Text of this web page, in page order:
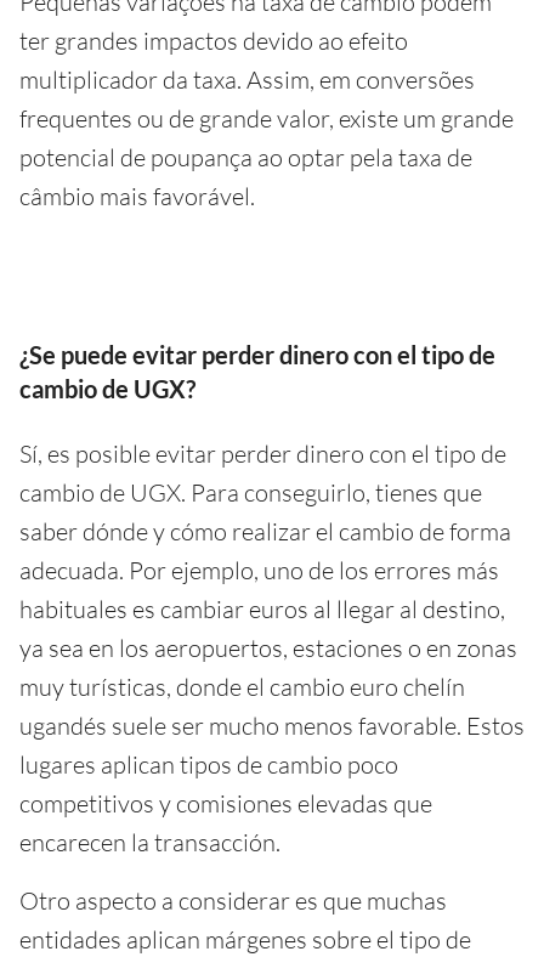
ter grandes impactos devido ao efeito
multiplicador da taxa. Assim, em conversões
frequentes ou de grande valor, existe um grande
potencial de poupança ao optar pela taxa de
câmbio mais favorável.
¿Se puede evitar perder dinero con el tipo de
cambio de UGX?
Sí, es posible evitar perder dinero con el tipo de
cambio de UGX. Para conseguirlo, tienes que
saber dónde y cómo realizar el cambio de forma
adecuada. Por ejemplo, uno de los errores más
habituales es cambiar euros al llegar al destino,
ya sea en los aeropuertos, estaciones o en zonas
muy turísticas, donde el cambio euro chelín
ugandés suele ser mucho menos favorable. Estos
lugares aplican tipos de cambio poco
competitivos y comisiones elevadas que
encarecen la transacción.
Otro aspecto a considerar es que muchas
entidades aplican márgenes sobre el tipo de